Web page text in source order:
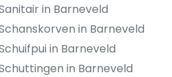
in Barneveld
in Barneveld
in Barneveld
in Barneveld